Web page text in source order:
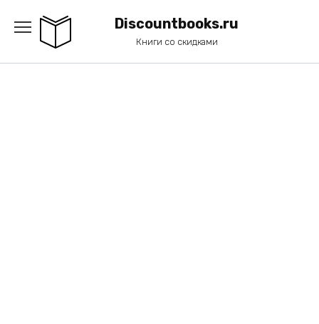
содержанию
Discountbooks.ru
Книги со скидками